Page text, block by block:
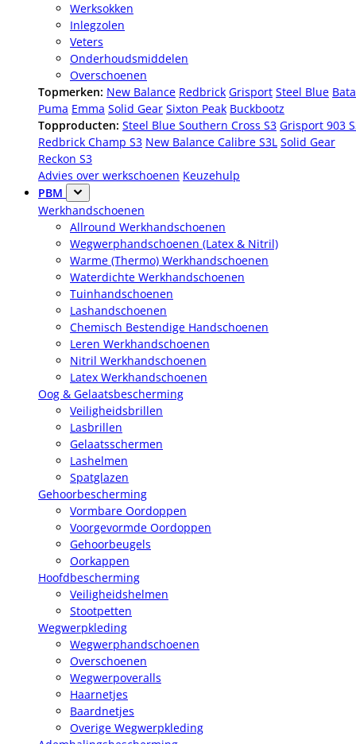
Werksokken
Inlegzolen
Veters
Onderhoudsmiddelen
Overschoenen
Topmerken: New Balance Redbrick Grisport Steel Blue Bata
Puma Emma Solid Gear Sixton Peak Buckbootz
Topproducten: Steel Blue Southern Cross S3 Grisport 903
Redbrick Champ S3 New Balance Calibre S3L Solid Gear
Reckon S3
Advies over werkschoenen Keuzehulp
PBM
Werkhandschoenen
Allround Werkhandschoenen
Wegwerphandschoenen (Latex & Nitril)
Warme (Thermo) Werkhandschoenen
Waterdichte Werkhandschoenen
Tuinhandschoenen
Lashandschoenen
Chemisch Bestendige Handschoenen
Leren Werkhandschoenen
Nitril Werkhandschoenen
Latex Werkhandschoenen
Oog & Gelaatsbescherming
Veiligheidsbrillen
Lasbrillen
Gelaatsschermen
Lashelmen
Spatglazen
Gehoorbescherming
Vormbare Oordoppen
Voorgevormde Oordoppen
Gehoorbeugels
Oorkappen
Hoofdbescherming
Veiligheidshelmen
Stootpetten
Wegwerpkleding
Wegwerphandschoenen
Overschoenen
Wegwerpoveralls
Haarnetjes
Baardnetjes
Overige Wegwerpkleding